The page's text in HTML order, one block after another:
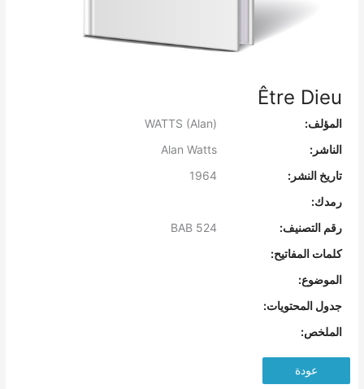
Être Dieu
المؤلف:
الناشر:
Alan Watts
تاريخ النشر:
رمدك:
رقم التصنيف:
كلمات المفاتيح:
الموضوع:
جدول المحتويات:
الملخص:
عودة